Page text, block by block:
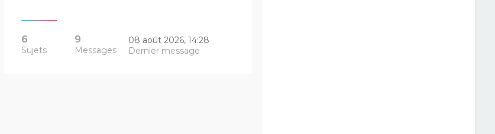
6
Sujets
9
Messages
08 août 2026, 14:28
Dernier message